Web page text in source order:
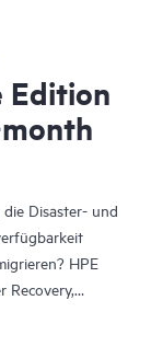
Edition
Disaster- und
HPE
Recovery,
wurde für